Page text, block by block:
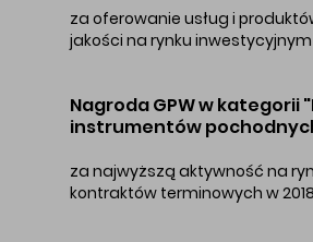
za oferowanie usług i
jakości na rynku inwestycyjnym
Nagroda GPW w kategorii
instrumentów
za najwyższą aktywność na
kontraktów terminowych w